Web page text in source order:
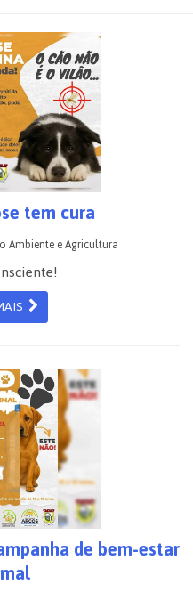
tem cura
Ambiente e Agricultura
de bem-estar